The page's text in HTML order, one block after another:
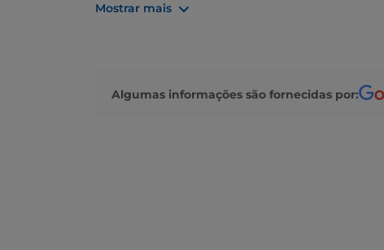
mostrar os seios aos transeuntes.
Mostrar mais
Algumas informações são fornecidas por: